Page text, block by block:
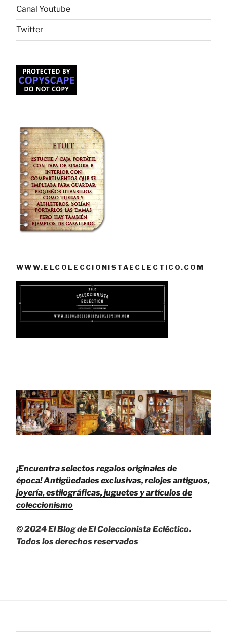
Canal Youtube
Twitter
WWW.ELCOLECCIONISTAECLECTICO.COM
¡Encuentra selectos regalos originales de
época!Antigüedades exclusivas, relojes antiguos,
joyería, estilográficas, juguetes y artículos de
coleccionismo
© 2024 El Blog de El Coleccionista Ecléctico.
Todos los derechos reservados